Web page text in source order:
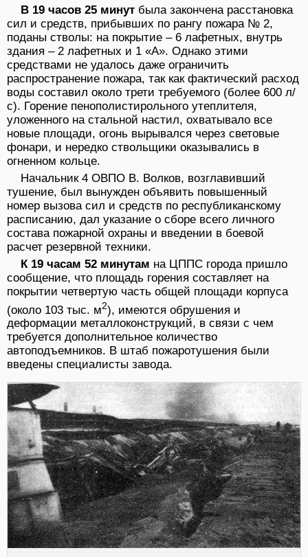
В 19 часов 25 минут была закончена расстановка
сил и средств, прибывших по рангу пожара № 2,
поданы стволы: на покрытие – 6 лафетных, внутрь
здания – 2 лафетных и 1 «А». Однако этими
средствами не удалось даже ограничить
распространение пожара, так как фактический расход
воды составил около трети требуемого (более 600 л/
с). Горение пенополистирольного утеплителя,
уложенного на стальной настил, охватывало все
новые площади, огонь вырывался через световые
фонари, и нередко ствольщики оказывались в
огненном кольце.
Начальник 4 ОВПО В. Волков, возглавивший
тушение, был вынужден объявить повышенный
номер вызова сил и средств по республиканскому
расписанию, дал указание о сборе всего личного
состава пожарной охраны и введении в боевой
расчет резервной техники.
К 19 часам 52 минутам на ЦППС города пришло
сообщение, что площадь горения составляет на
покрытии четвертую часть общей площади корпуса
(около 103 тыс. м2), имеются обрушения и
деформации металлоконструкций, в связи с чем
требуется дополнительное количество
автоподъемников. В штаб пожаротушения были
введены специалисты завода.